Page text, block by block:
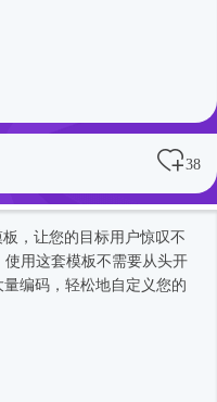
38
，让您的目标用户惊叹不
用这套模板不需要从头开
量编码，轻松地自定义您的